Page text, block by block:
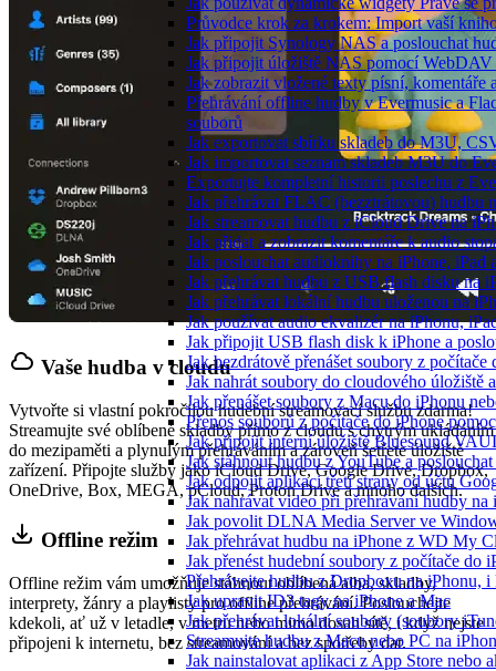
Průvodce krok za krokem: Import vaší
Jak připojit Synology NAS a poslouchat
Jak připojit úložiště NAS pomocí WebDAV
Jak zobrazit vložené texty písní,
Přehrávání offline hudby v Evermusic a
souborů
Jak exportovat sbírku skladeb do M3U,
Jak importovat seznam skladeb M3U do
Exportujte kompletní historii poslechu z
Jak přehrávat FLAC (bezztrátovou) hudbu
Jak streamovat hudbu z iCloud Drive na
Jak přidat a zobrazit komentáře k audio
Jak poslouchat audioknihy na iPhone, iPad
Jak přehrávat hudbu z USB flash disku na
Jak přehrávat lokální hudbu uloženou na
Jak používat audio ekvalizér na iPhonu,
Jak připojit USB flash disk k iPhone a
Jak bezdrátově přenášet soubory z
Jak nahrát soubory do cloudového
Jak přenášet soubory z Macu do iPhonu
Přenos souborů z počítače do iPhone
Jak připojit interní úložiště Bluesound
Jak stáhnout hudbu z YouTube a
Jak odpojit aplikaci třetí strany od účtu
Jak nahrávat video při přehrávání hudby na
Jak povolit DLNA Media Server ve
Jak přehrávat hudbu na iPhone z WD My
Jak přenést hudební soubory z počítače
Přehrávejte hudbu z Dropboxu na iPhonu,
Jak upravit ID3 tagy na iPhone a Mac
Jak přehrávat lokální soubory (soubory
Streamujte hudbu z Macu nebo PC na
Jak nainstalovat aplikaci z App Store nebo
Vaše hudba v cloudu
Vytvořte si vlastní pokročilou hudební streamovací službu zdarma!
Streamujte své oblíbené skladby přímo z cloudu s chytrým ukládáním
do mezipaměti a plynulým přehráváním a zároveň šetřete úložiště
zařízení. Připojte služby jako iCloud Drive, Google Drive, Dropbox,
OneDrive, Box, MEGA, pCloud, Proton Drive a mnoho dalších.
Offline režim
Offline režim vám umožňuje stáhnout oblíbená alba, skladby,
interprety, žánry a playlisty pro offline přehrávání. Poslouchejte
kdekoli, ať už v letadle, v metru nebo mimo dosah sítě, i když nejste
připojeni k internetu, bez streamování a bez spotřeby dat.